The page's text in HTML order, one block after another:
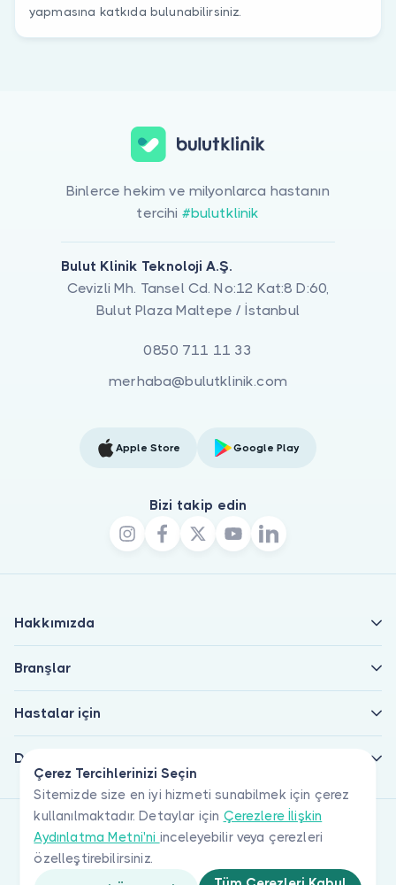
yapmasına katkıda bulunabilirsiniz.
Çerez Tercihlerinizi Seçin
Sitemizde size en iyi hizmeti sunabilmek için çerez
kullanılmaktadır. Detaylar için Çerezlere İlişkin
Aydınlatma Metni'ni inceleyebilir veya çerezleri
özelleştirebilirsiniz.
Binlerce hekim ve milyonlarca hastanın
tercihi #bulutklinik
Bulut Klinik Teknoloji A.Ş.
Cevizli Mh. Tansel Cd. No:12 Kat:8 D:60,
Bulut Plaza Maltepe / İstanbul
0850 711 11 33
merhaba@bulutklinik.com
Apple Store Google Play
Bizi takip edin
Hakkımızda
Branşlar
Hastalar için
Doktorlar için